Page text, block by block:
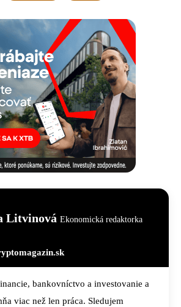
Litvinová Ekonomická redaktorka
bankovníctvo a investovanie a
viac než len práca. Sledujem